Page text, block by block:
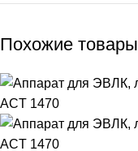
Похожие товары